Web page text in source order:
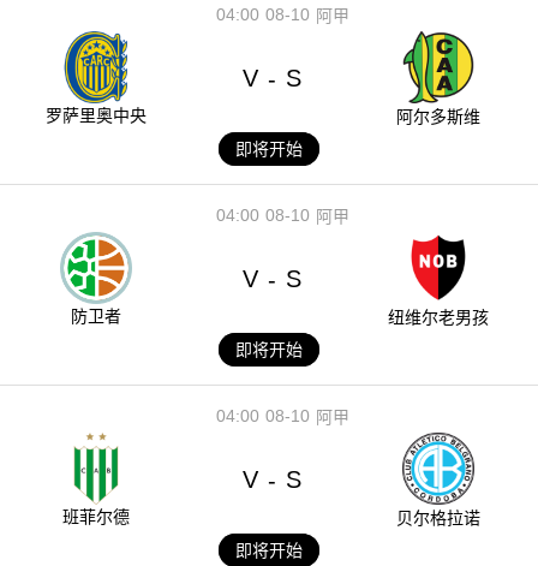
08-10
04:00 阿甲
罗萨里奥中央
V - S
阿尔多斯维
即将开始
08-10
04:00 阿甲
防卫者
V - S
纽维尔老男孩
即将开始
08-10
04:00 阿甲
班菲尔德
V - S
贝尔格拉诺
即将开始